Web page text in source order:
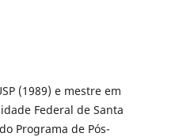
(1989) e mestre em
Federal de Santa
Programa de Pós-